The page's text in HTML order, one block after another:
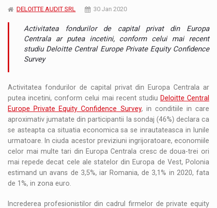
DELOITTE AUDIT SRL 30 Jan 2020
Activitatea fondurilor de capital privat din Europa
Centrala ar putea incetini, conform celui mai recent
studiu Deloitte Central Europe Private Equity Confidence
Survey
Activitatea fondurilor de capital privat din Europa Centrala ar
putea incetini, conform celui mai recent studiu Deloitte Central
Europe Private Equity Confidence Survey, in conditiile in care
aproximativ jumatate din participantii la sondaj (46%) declara ca
se asteapta ca situatia economica sa se inrautateasca in lunile
urmatoare. In ciuda acestor previziuni ingrijoratoare, economiile
celor mai multe tari din Europa Centrala cresc de doua-trei ori
mai repede decat cele ale statelor din Europa de Vest, Polonia
estimand un avans de 3,5%, iar Romania, de 3,1% in 2020, fata
de 1%, in zona euro.
Increderea profesionistilor din cadrul firmelor de private equity